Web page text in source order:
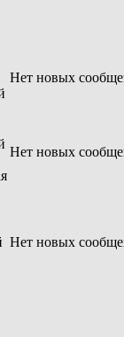
Нет новых
Нет новых
Нет новых